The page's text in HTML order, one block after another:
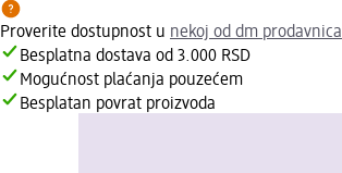
Proverite dostupnost u nekoj od dm prodavnica
Besplatna dostava od 3.000 RSD
Mogućnost plaćanja pouzećem
Besplatan povrat proizvoda